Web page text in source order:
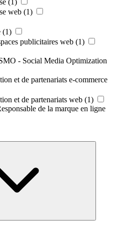
(1)
web (1)
(1)
publicitaires web (1)
- Social Media Optimization
et de partenariats e-commerce
et de partenariats web (1)
de la marque en ligne